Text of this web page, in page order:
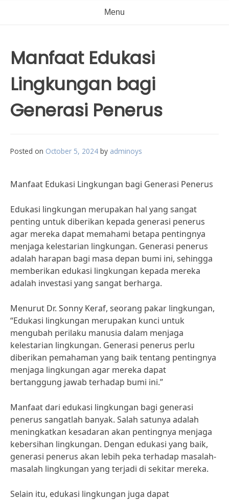
Menu
Manfaat Edukasi
Lingkungan bagi
Generasi Penerus
Posted on October 5, 2024 by adminoys
Manfaat Edukasi Lingkungan bagi Generasi Penerus
Edukasi lingkungan merupakan hal yang sangat
penting untuk diberikan kepada generasi penerus
agar mereka dapat memahami betapa pentingnya
menjaga kelestarian lingkungan. Generasi penerus
adalah harapan bagi masa depan bumi ini, sehingga
memberikan edukasi lingkungan kepada mereka
adalah investasi yang sangat berharga.
Menurut Dr. Sonny Keraf, seorang pakar lingkungan,
“Edukasi lingkungan merupakan kunci untuk
mengubah perilaku manusia dalam menjaga
kelestarian lingkungan. Generasi penerus perlu
diberikan pemahaman yang baik tentang pentingnya
menjaga lingkungan agar mereka dapat
bertanggung jawab terhadap bumi ini.”
Manfaat dari edukasi lingkungan bagi generasi
penerus sangatlah banyak. Salah satunya adalah
meningkatkan kesadaran akan pentingnya menjaga
kebersihan lingkungan. Dengan edukasi yang baik,
generasi penerus akan lebih peka terhadap masalah-
masalah lingkungan yang terjadi di sekitar mereka.
Selain itu, edukasi lingkungan juga dapat